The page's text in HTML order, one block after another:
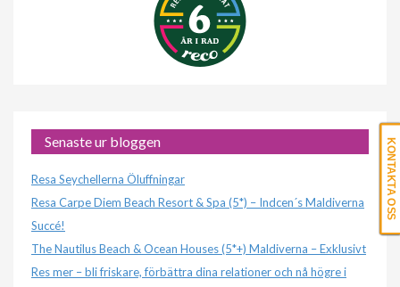
Senaste ur bloggen
Resa Seychellerna Öluffningar
Resa Carpe Diem Beach Resort & Spa (5*) – Indcen´s Maldiverna
Succé!
The Nautilus Beach & Ocean Houses (5*+) Maldiverna – Exklusivt
Res mer – bli friskare, förbättra dina relationer och nå högre i
KONTAKTA OSS